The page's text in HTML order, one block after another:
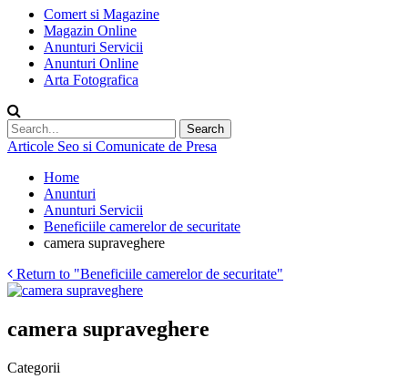
Comert si Magazine
Magazin Online
Anunturi Servicii
Anunturi Online
Arta Fotografica
Articole Seo si Comunicate de Presa
Home
Anunturi
Anunturi Servicii
Beneficiile camerelor de securitate
camera supraveghere
Return to "Beneficiile camerelor de securitate"
camera supraveghere
Categorii